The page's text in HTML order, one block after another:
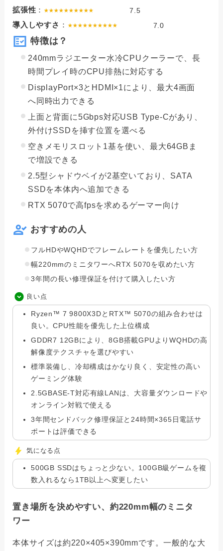
拡張性 ： 7.5
導入しやすさ ： 7.0
特徴は？
240mmラジエーター水冷CPUクーラーで、長
時間プレイ時のCPU排熱に対応する
DisplayPort×3とHDMI×1により、最大4画面
へ同時出力できる
上面と背面に5Gbps対応USB Type-Cがあり、
外付けSSDを挿す位置を選べる
空きメモリスロット1基を使い、最大64GBま
で増設できる
2.5型シャドウベイが2基空いており、SATA
SSDを本体内へ追加できる
RTX 5070で高fpsを求めるゲーマー向け
おすすめの人
フルHDやWQHDでフレームレートを優先したい方
幅220mmのミニタワーへRTX 5070を収めたい方
3年間の長い修理保証を付けて購入したい方
良い点
Ryzen™ 7 9800X3DとRTX™ 5070の組み合わせは
良い。CPU性能を優先した上位構成
GDDR7 12GBにより、8GB搭載GPUよりWQHDの高
解像度テクスチャを選びやすい
標準装備し、冷却構成はかなり良く、安定性の高い
ゲーミング体験
2.5GBASE-T対応有線LANは、大容量ダウンロードや
オンライン対戦で使える
3年間センドバック修理保証と24時間×365日電話サ
ポートは評価できる
気になる点
500GB SSDはちょっと少ない。100GB級ゲームを複
数入れるなら1TB以上へ変更したい
置き場所を決めやすい、約220mm幅のミニタ
ワー
本体サイズは約220×405×390mmです。一般的な大